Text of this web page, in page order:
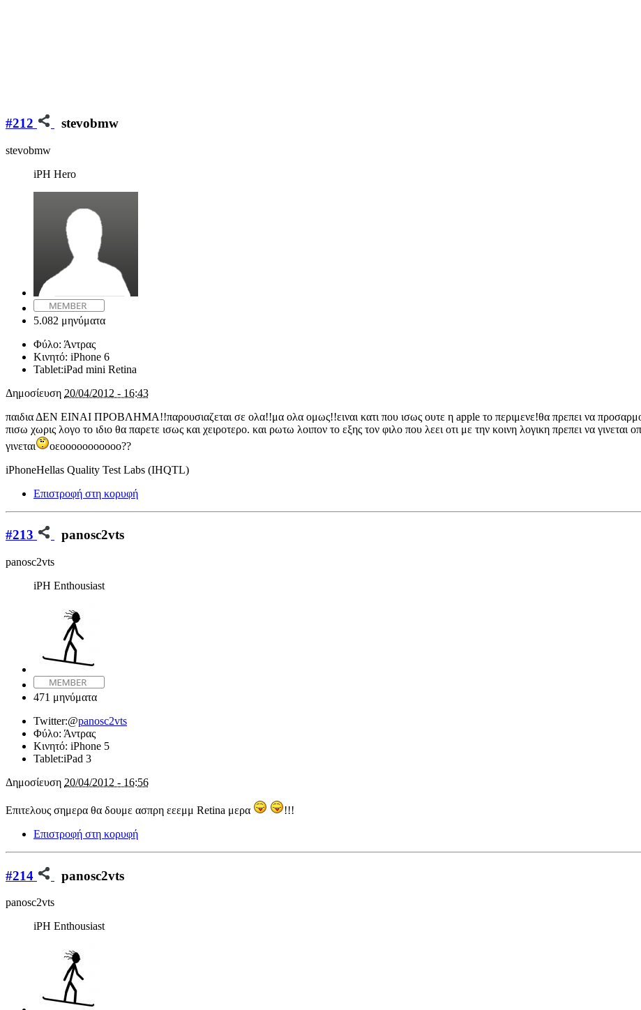
#212 stevobmw
stevobmw
iPH Hero
5.082 μηνύματα
Φύλο: Άντρας
Κινητό: iPhone 6
Tablet:iPad mini Retina
Δημοσίευση 20/04/2012 - 16:43
παιδια ΔΕΝ ΕΙΝΑΙ ΠΡΟΒΛΗΜΑ!!παρουσιαζεται σε ολα!!μα ολα ομως!!ειναι κατι που ισως ουτε η apple το περιμενε!θα πρεπει να
πισω χωρις λογο το ιδιο θα παρετε ισως και χειροτερο. και ρωτω λοιπον το εξης τον φιλο που λεει οτι με την κοινη λογικη πρεπει να γινεται
γινεται
οεοοοοοοοοοοο??
iPhoneHellas Quality Test Labs (IHQTL)
Επιστροφή στη κορυφή
#213 panosc2vts
panosc2vts
iPH Enthousiast
471 μηνύματα
Twitter:@panosc2vts
Φύλο: Άντρας
Κινητό: iPhone 5
Tablet:iPad 3
Δημοσίευση 20/04/2012 - 16:56
Επιτελους σημερα θα δουμε ασπρη εεεμμ Retina μερα
!!!
Επιστροφή στη κορυφή
#214 panosc2vts
panosc2vts
iPH Enthousiast